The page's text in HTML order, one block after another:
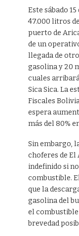
Este sábado
47.000 litros
puerto de
de un
llegada de
gasolina y 20
cuales
Sica Sica. La
Fiscales
espera
más del 80%
Sin embargo,
choferes de El
indefinido si
combustible.
que la
gasolina del
el combustible
brevedad